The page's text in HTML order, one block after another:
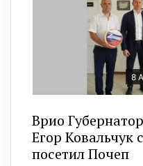
8
Врио
Егор Ковальчук
посетил Почеп